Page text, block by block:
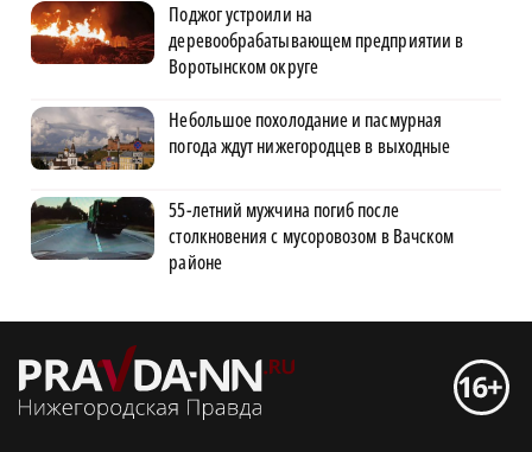
Поджог устроили на
деревообрабатывающем предприятии в
Воротынском округе
Небольшое похолодание и пасмурная
погода ждут нижегородцев в выходные
55-летний мужчина погиб после
столкновения с мусоровозом в Вачском
районе